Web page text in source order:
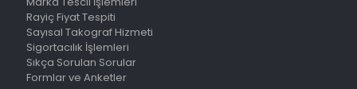
Rayiç Fiyat Tespiti
Sayısal Takograf Hizmeti
Sigortacılık İşlemleri
Sıkça Sorulan Sorular
Formlar ve Anketler